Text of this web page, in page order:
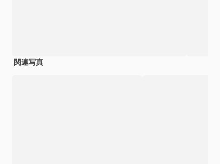
関連写真